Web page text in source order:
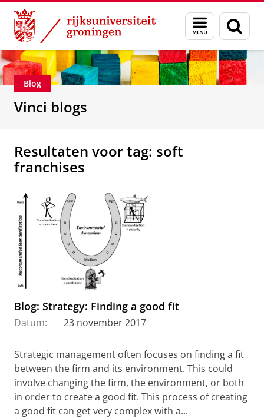
Skip
Content
Skip
Navigation
Menu
en
zoeken
Department of Innovation Management &
Blog
Vinci blogs
Resultaten voor tag: soft
franchises
Blog: Strategy: Finding a good fit
Datum: 23 november 2017
Strategic management often focuses on finding a fit
between the firm and its environment. This could
involve changing the firm, the environment, or both
in order to create a good fit. This process of creating
a good fit can get very complex with a...